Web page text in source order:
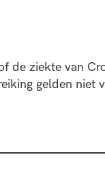
de ziekte van
gelden niet